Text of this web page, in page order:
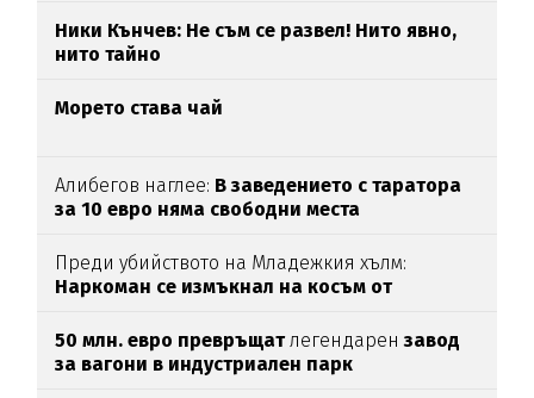
Ники Кънчев: Не съм се развел! Нито явно,
нито тайно
Морето става чай
Алибегов наглее: В заведението с таратора
за 10 евро няма свободни места
Преди убийството на Младежкия хълм:
Наркоман се измъкнал на косъм от
50 млн. евро превръщатлегендарензавод
за вагони в индустриален парк